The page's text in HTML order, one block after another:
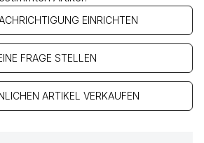
EINRICHTEN
FRAGE STELLEN
ARTIKEL VERKAUFEN